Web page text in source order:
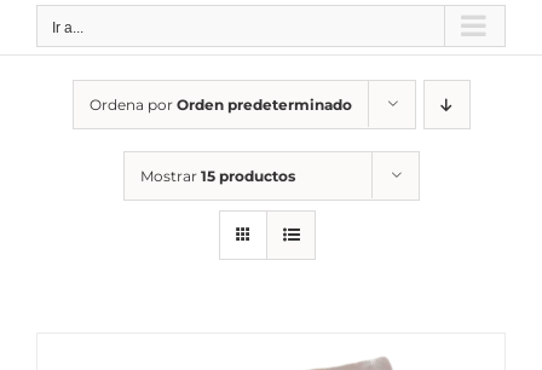
Ir a...
Ordena por Orden predeterminado
Mostrar 15 productos